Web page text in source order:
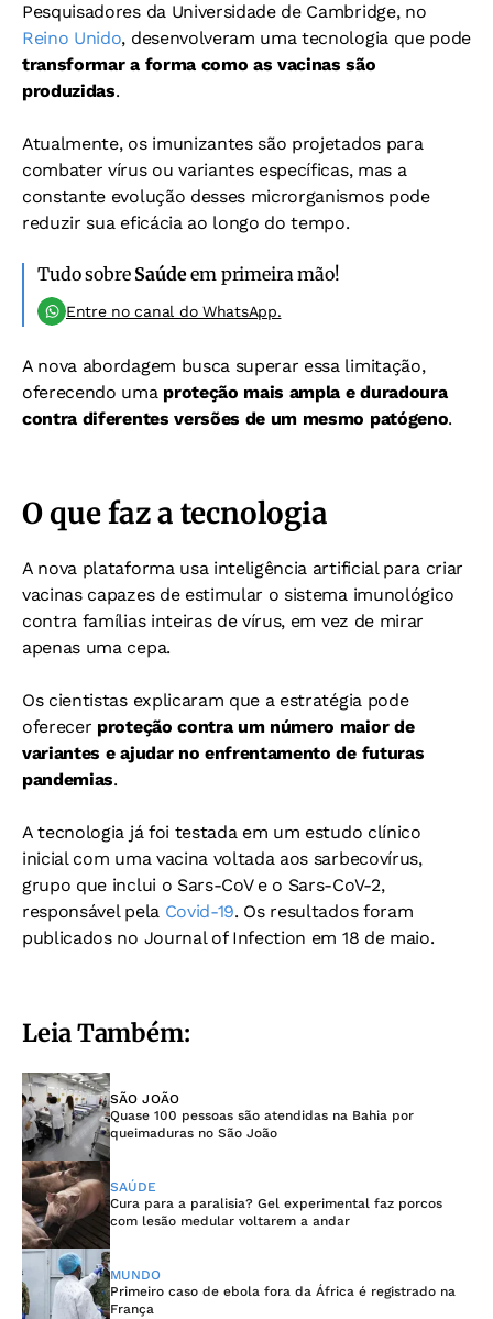
Pesquisadores da Universidade de Cambridge, no
Reino Unido, desenvolveram uma tecnologia que pode
transformar a forma como as vacinas são
produzidas.
Atualmente, os imunizantes são projetados para
combater vírus ou variantes específicas, mas a
constante evolução desses microrganismos pode
reduzir sua eficácia ao longo do tempo.
Tudo sobre Saúdeem primeira mão!
Entre no canal do WhatsApp.
A nova abordagem busca superar essa limitação,
oferecendo uma proteção mais ampla e duradoura
contra diferentes versões de um mesmo patógeno.
O que faz a tecnologia
A nova plataforma usa inteligência artificial para criar
vacinas capazes de estimular o sistema imunológico
contra famílias inteiras de vírus, em vez de mirar
apenas uma cepa.
Os cientistas explicaram que a estratégia pode
oferecer proteção contra um número maior de
variantes e ajudar no enfrentamento de futuras
pandemias.
A tecnologia já foi testada em um estudo clínico
inicial com uma vacina voltada aos sarbecovírus,
grupo que inclui o Sars-CoV e o Sars-CoV-2,
responsável pela Covid-19. Os resultados foram
publicados no Journal of Infection em 18 de maio.
Leia Também:
SÃO JOÃO
Quase 100 pessoas são atendidas na Bahia por
queimaduras no São João
SAÚDE
Cura para a paralisia? Gel experimental faz porcos
com lesão medular voltarem a andar
MUNDO
Primeiro caso de ebola fora da África é registrado na
França